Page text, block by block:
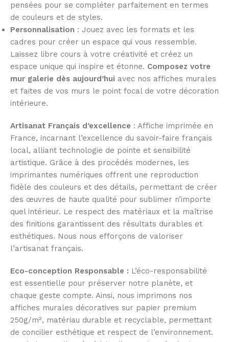
pensées pour se compléter parfaitement en termes
de couleurs et de styles.
Personnalisation : Jouez avec les formats et les
cadres pour créer un espace qui vous ressemble.
Laissez libre cours à votre créativité et créez un
espace unique qui inspire et étonne. Composez votre
mur galerie dès aujourd’hui avec nos affiches murales
et faites de vos murs le point focal de votre décoration
intérieure.
Artisanat Français d’excellence : Affiche imprimée en
France, incarnant l’excellence du savoir-faire français
local, alliant technologie de pointe et sensibilité
artistique. Grâce à des procédés modernes, les
imprimantes numériques offrent une reproduction
fidèle des couleurs et des détails, permettant de créer
des œuvres de haute qualité pour sublimer n’importe
quel intérieur. Le respect des matériaux et la maîtrise
des finitions garantissent des résultats durables et
esthétiques. Nous nous efforçons de valoriser
l’artisanat français.
Eco-conception Responsable : L’éco-responsabilité
est essentielle pour préserver notre planète, et
chaque geste compte. Ainsi, nous imprimons nos
affiches murales décoratives sur papier premium
250g/m², matériau durable et recyclable, permettant
de concilier esthétique et respect de l’environnement.